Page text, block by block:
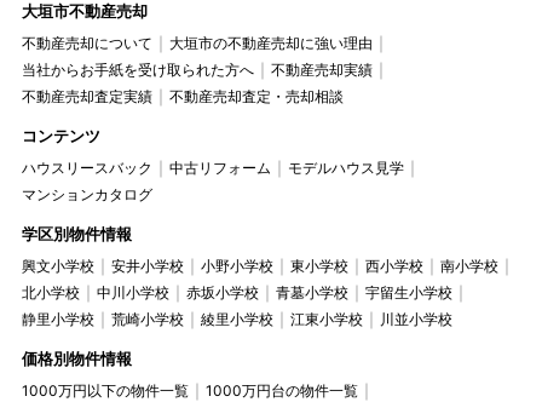
大垣市不動産売却
不動産売却について
大垣市の不動産売却に強い理由
当社からお手紙を受け取られた方へ
不動産売却実績
不動産売却査定実績
不動産売却査定・売却相談
コンテンツ
ハウスリースバック 中古リフォーム
モデルハウス見学
マンションカタログ
学区別物件情報
興文小学校 安井小学校 小野小学校 東小学校 西小学校
南小学校
北小学校
中川小学校 赤坂小学校 青墓小学校
宇留生小学校
静里小学校
荒崎小学校 綾里小学校 江東小学校 川並小学校
価格別物件情報
1000万円以下の物件一覧
1000万円台の物件一覧